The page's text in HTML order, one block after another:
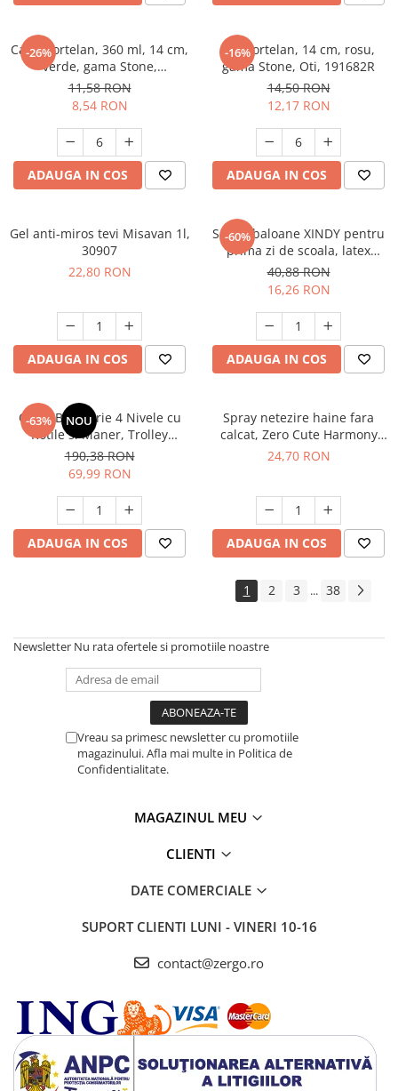
-26%
Cana portelan, 360 ml, 14 cm,
verde, gama Stone,
Oti,191683V
11,58 RON
8,54 RON
ADAUGA IN COS
-16%
Bol portelan, 14 cm, rosu,
gama Stone, Oti, 191682R
14,50 RON
12,17 RON
ADAUGA IN COS
Gel anti-miros tevi Misavan 1l,
30907
22,80 RON
ADAUGA IN COS
-60%
Set 35 baloane XINDY pentru
prima zi de scoala, latex
colorate, decoratiuni pentru
baieti si fete
40,88 RON
16,26 RON
ADAUGA IN COS
-63% NOU
Carut Bucatarie 4 Nivele cu
Rotile si Maner, Trolley
Depozitare Multifunctional,
Negru
190,38 RON
69,99 RON
ADAUGA IN COS
Spray netezire haine fara
calcat, Zero Cute Harmony
Misavan, 500 ml, 90043468
24,70 RON
ADAUGA IN COS
1 2 3 ... 38
Newsletter Nu rata ofertele si promotiile noastre
Vreau sa primesc newsletter cu promotiile
magazinului. Afla mai multe in Politica de
Confidentialitate.
MAGAZINUL MEU
CLIENTI
DATE COMERCIALE
SUPORT CLIENTI LUNI - VINERI 10-16
contact@zergo.ro